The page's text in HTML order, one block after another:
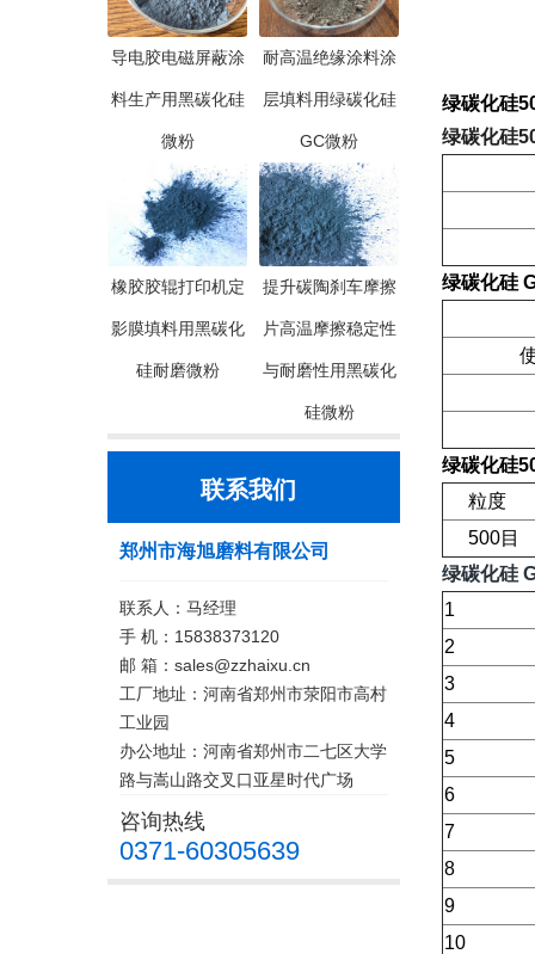
导电胶电磁屏蔽涂
料生产用黑碳化硅
微粉
耐高温绝缘涂料涂
层填料用绿碳化硅
GC微粉
橡胶胶辊打印机定
影膜填料用黑碳化
硅耐磨微粉
提升碳陶刹车摩擦
片高温摩擦稳定性
与耐磨性用黑碳化
硅微粉
联系我们
郑州市海旭磨料有限公司
联系人：马经理
手 机：15838373120
邮 箱：sales@zzhaixu.cn
工厂地址：河南省郑州市荥阳市高村
工业园
办公地址：河南省郑州市二七区大学
路与嵩山路交叉口亚星时代广场
咨询热线
0371-60305639
绿碳化硅
绿碳化硅
绿碳化硅
绿碳化硅
粒度
500目
绿碳化硅
1
2
3
4
5
6
7
8
9
10